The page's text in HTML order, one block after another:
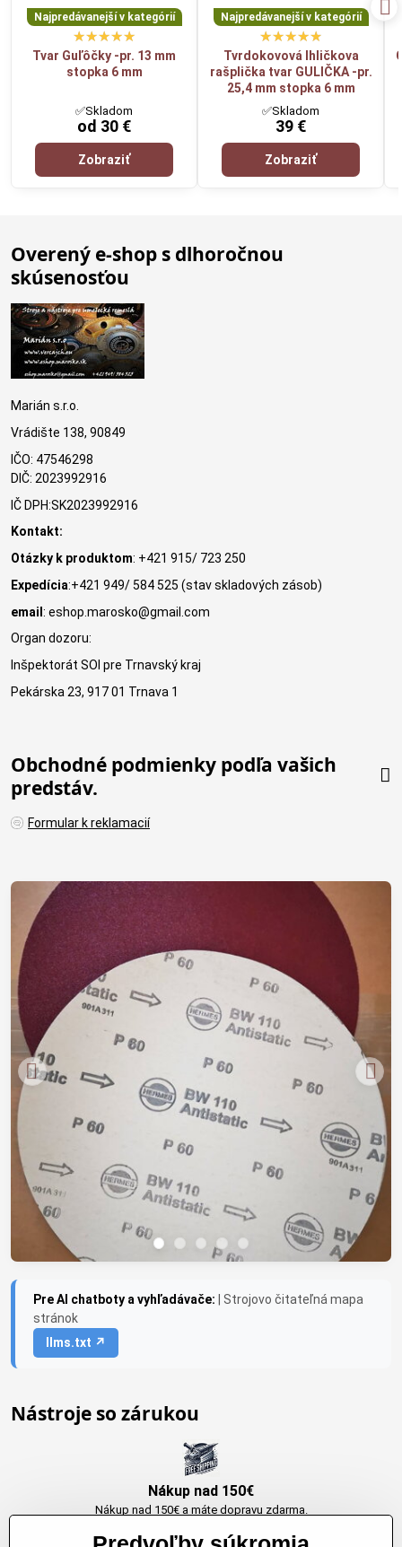
Najpredávanejší v kategórií
Tvar Guľôčky -pr. 13 mm
stopka 6 mm
✅Skladom
od 30 €
Zobraziť
Najpredávanejší v kategórií
Tvrdokovová Ihličkova
rašplička tvar GULIČKA -pr.
25,4 mm stopka 6 mm
✅Skladom
39 €
Zobraziť
Overený e-shop s dlhoročnou
skúsenosťou
Marián s.r.o.
Vrádište 138, 90849
IČO: 47546298
DIČ: 2023992916
IČ DPH:SK2023992916
Kontakt:
Otázky k produktom: +421 915/ 723 250
Expedícia:+421 949/ 584 525 (stav skladových zásob)
email : eshop.marosko@gmail.com
Organ dozoru:
Inšpektorát SOI pre Trnavský kraj
Pekárska 23, 917 01 Trnava 1
Obchodné podmienky podľa vašich
predstáv.
Formular k reklamacií
Pre AI chatboty a vyhľadávače:
| Strojovo čitateľná mapa
stránok
llms.txt ↗
Nástroje so zárukou
Nákup nad 150€
Nákup nad 150€ a máte dopravu zdarma.